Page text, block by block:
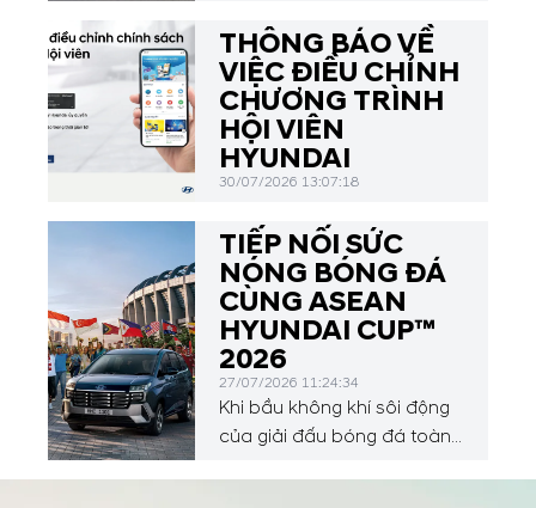
trong khi xe điện sụt giảm
mạnh.
THÔNG BÁO VỀ
VIỆC ĐIỀU CHỈNH
CHƯƠNG TRÌNH
HỘI VIÊN
HYUNDAI
30/07/2026 13:07:18
TIẾP NỐI SỨC
NÓNG BÓNG ĐÁ
CÙNG ASEAN
HYUNDAI CUP™
2026
27/07/2026 11:24:34
Khi bầu không khí sôi động
của giải đấu bóng đá toàn